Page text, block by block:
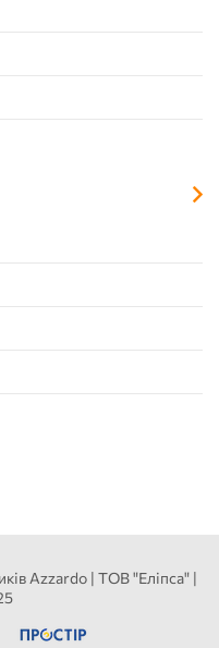
Azzardo | ТОВ "Еліпса" |